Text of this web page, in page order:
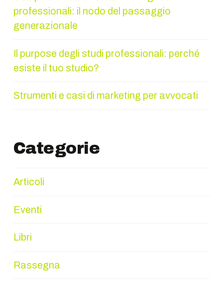
professionali: il nodo del passaggio
generazionale
Il purpose degli studi professionali: perché
esiste il tuo studio?
Strumenti e casi di marketing per avvocati
Categorie
Articoli
Eventi
Libri
Rassegna